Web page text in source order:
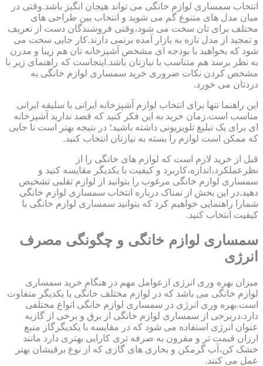
انتخاب سمساری لوازم خانگی می تواند هیجان انگیز باشد.وقتی در
میان مدل های متنوع گم می شوید و انتخاب بین طراحی های
مختلف برای تان سخت می شود،وقتی فروشندگان دست از تعریف
و تمجید از مدل تازه به بازار آمده برنمی دارند.کار جایی سخت می
شود که بخواهید با بودجه ای مشخص آشپزخانه تان هم زیبا و مدرن
به نظر برسد هم متناسب با نیازتان باشد.اینجاست که راهنمای زیر با
مشخص کردن نکات ضروری خرید سمساری لوازم خانگی به
دردتان می خورد.
این راهنما تنها برای انتخاب لوازم آشپزخانه ایرانی با سلیقه ایرانی
مناسب است.زمان خرید به این فکر کنید که قصد ندارید آشپزخانه
ای برای یک تبلیغ تلویزیونی داشته باشید؛ در نتیجه بهتر است تا جایی
که ممکن است لوازم را بسته به نیازتان انتخاب کنید.
قبل از خرید لازم است که لوازم های خانگی را از
نظرعملکرد،اندازه،کاربرد و کیفیت با یکدیگر مقایسه کنید و
سمساری لوازم خانگی مرغوب را بتوانید از لوازم تقلبی تشخیص
دهید.در این بخش از نمناک درباره انتخاب سمساری لوازم خانگی
شمارا راهنمایی خواهیم کرد که بتوانید سمساری لوازم خانگی با
کیفیت انتخاب کنید.
سمساری لوازم خانگی و چگونگی مصرف
انرژی
میزان بهره وری انرژی ازعوامل مهم در هنگام خرید سمساری
لوازم خانگی می باشد که در لوازم مختلف خانگی با یکدیگر متفاوت
است.بهره وری انرژی در سمساری لوازم خانگی انواع مختلفی
دارد.دربرخی از سمساری لوازم خانگی از برق و برخی از گازبه
عنوان انرژی استفاده می شود که در مقایسه با یکدیگرگاز منبع
ارزان قیمت تر و مقرون به صرفه تری کارایی بهتری دارد مانند
خشک کن،آب گرمکن و بخاری های گازی که از نوع برقیشان بهتر
عمل می کنند.